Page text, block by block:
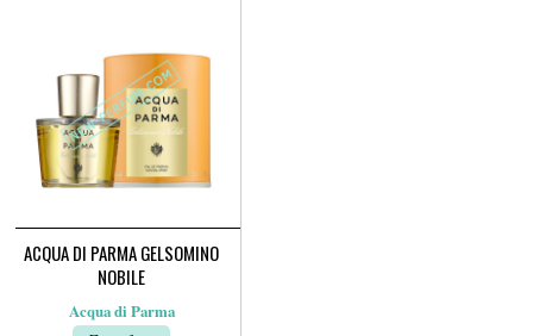
ACQUA DI PARMA GELSOMINO
NOBILE
Acqua di Parma